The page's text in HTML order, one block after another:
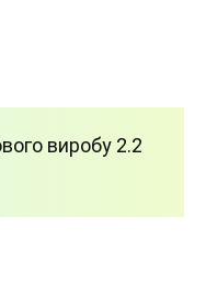
виробу 2.2